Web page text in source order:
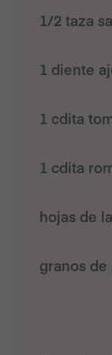
1/2 taza
1 diente
1 cdita
1 cdita
hojas de
granos